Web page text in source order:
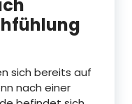
sich bereits auf
nach einer